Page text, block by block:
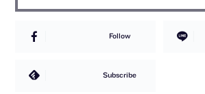
Follow
Subscribe